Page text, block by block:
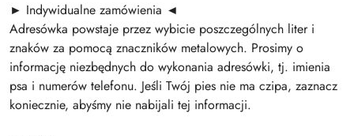
► Indywidualne zamówienia ◄
Adresówka powstaje przez wybicie poszczególnych liter i
znaków za pomocą znaczników metalowych. Prosimy o
informację niezbędnych do wykonania adresówki, tj. imienia
psa i numerów telefonu. Jeśli Twój pies nie ma czipa, zaznacz
koniecznie, abyśmy nie nabijali tej informacji.